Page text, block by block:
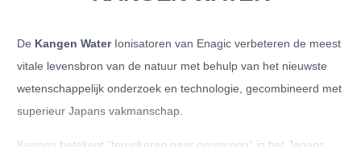
De Kangen WaterIonisatoren van Enagic verbeteren de meest
vitale levensbron van de natuur met behulp van het nieuwste
wetenschappelijk onderzoek en technologie, gecombineerd met
superieur Japans vakmanschap.